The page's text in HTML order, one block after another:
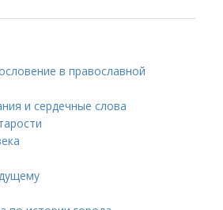
в православной
и сердечные слова